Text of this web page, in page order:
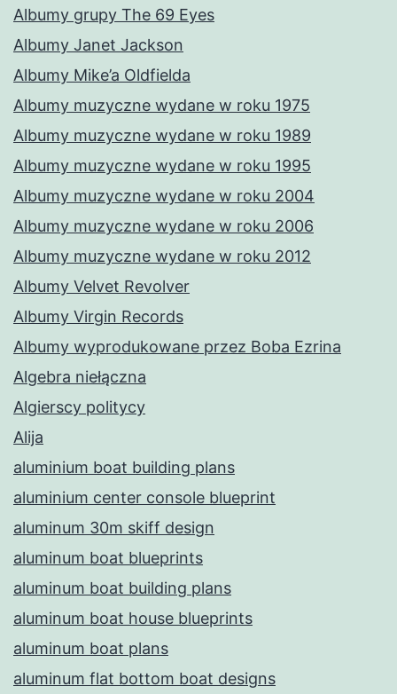
Albumy grupy The 69 Eyes
Albumy Janet Jackson
Albumy Mike’a Oldfielda
Albumy muzyczne wydane w roku 1975
Albumy muzyczne wydane w roku 1989
Albumy muzyczne wydane w roku 1995
Albumy muzyczne wydane w roku 2004
Albumy muzyczne wydane w roku 2006
Albumy muzyczne wydane w roku 2012
Albumy Velvet Revolver
Albumy Virgin Records
Albumy wyprodukowane przez Boba Ezrina
Algebra niełączna
Algierscy politycy
Alija
aluminium boat building plans
aluminium center console blueprint
aluminum 30m skiff design
aluminum boat blueprints
aluminum boat building plans
aluminum boat house blueprints
aluminum boat plans
aluminum flat bottom boat designs